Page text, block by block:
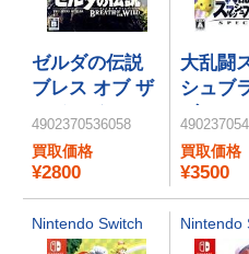
ゼルダの伝説
ブレス オブ ザ
ワイルド
4902370536058
買取価格
¥2800
大乱闘
シュブ
ズ
買取価格
¥3500
Nintendo Switch Nintendo